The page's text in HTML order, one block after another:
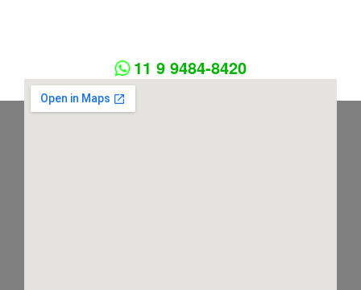
11 9 9484-8420